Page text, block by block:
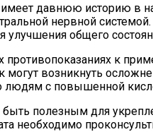
имеет давнюю историю в
нервной
общего
к
возникнуть
людям с повышенной
быть полезным для
необходимо